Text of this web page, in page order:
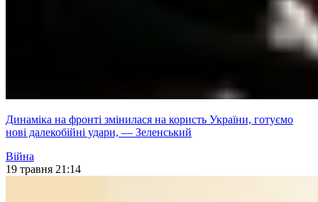
Динаміка на фронті змінилася на користь України, готуємо
нові далекобійні удари, — Зеленський
Війна
19 травня 21:14